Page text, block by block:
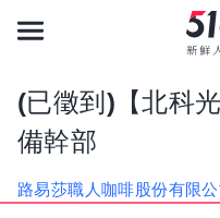
(已徵到)【北科
備幹部
路易莎職人咖啡股份有限公